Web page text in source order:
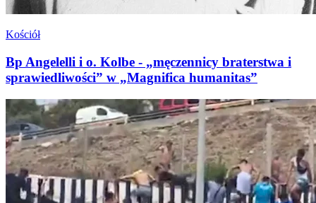
Kościół
Bp Angelelli i o. Kolbe - „męczennicy braterstwa i
sprawiedliwości” w „Magnifica humanitas”